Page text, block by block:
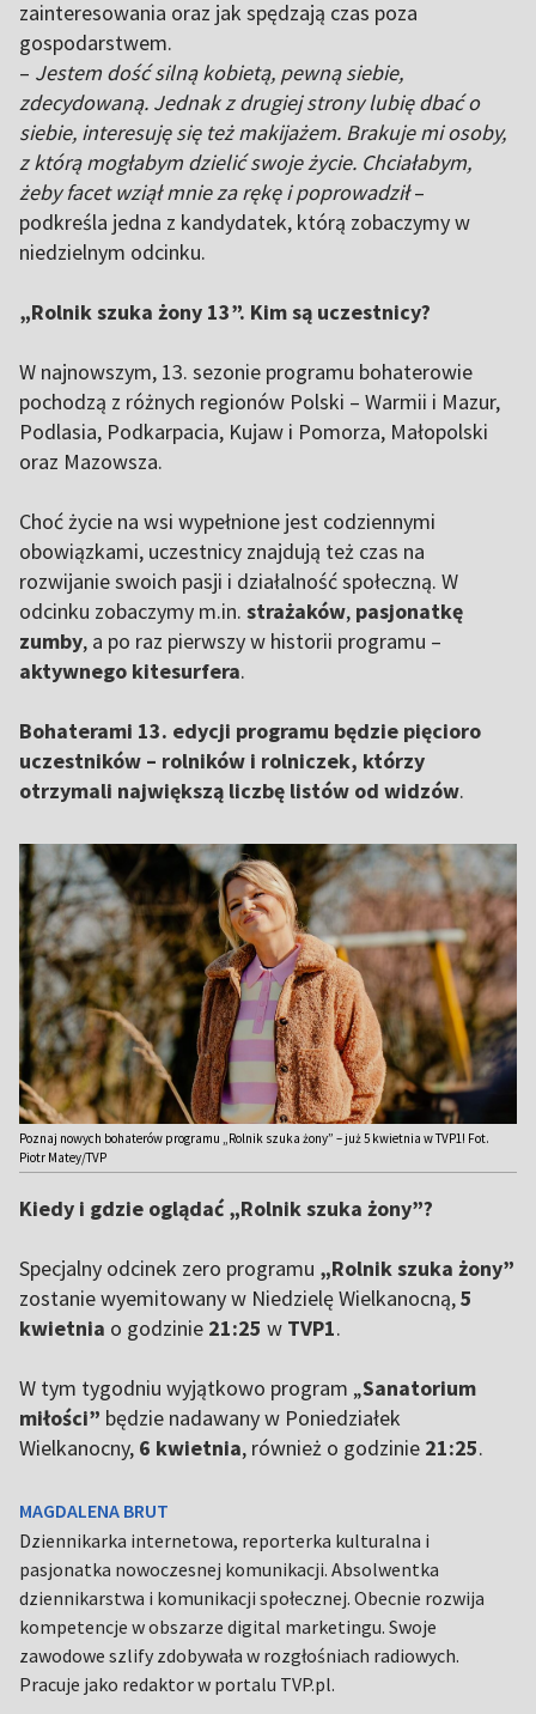
zainteresowania oraz jak spędzają czas poza
gospodarstwem.
– Jestem dość silną kobietą, pewną siebie,
zdecydowaną. Jednak z drugiej strony lubię dbać o
siebie, interesuję się też makijażem. Brakuje mi osoby,
z którą mogłabym dzielić swoje życie. Chciałabym,
żeby facet wziął mnie za rękę i poprowadził–
podkreśla jedna z kandydatek, którą zobaczymy w
niedzielnym odcinku.
„Rolnik szuka żony 13”. Kim są uczestnicy?
W najnowszym, 13. sezonie programu bohaterowie
pochodzą z różnych regionów Polski – Warmii i Mazur,
Podlasia, Podkarpacia, Kujaw i Pomorza, Małopolski
oraz Mazowsza.
Choć życie na wsi wypełnione jest codziennymi
obowiązkami, uczestnicy znajdują też czas na
rozwijanie swoich pasji i działalność społeczną. W
odcinku zobaczymy m.in. strażaków, pasjonatkę
zumby, a po raz pierwszy w historii programu –
aktywnego kitesurfera.
Bohaterami 13. edycji programu będzie pięcioro
uczestników – rolników i rolniczek, którzy
otrzymali największą liczbę listów od widzów.
Poznaj nowych bohaterów programu „Rolnik szuka żony” – już 5 kwietnia w TVP1! Fot.
Piotr Matey/TVP
Kiedy i gdzie oglądać „Rolnik szuka żony”?
Specjalny odcinek zero programu „Rolnik szuka żony”
zostanie wyemitowany w Niedzielę Wielkanocną,5
kwietnia o godzinie 21:25 w TVP1.
W tym tygodniu wyjątkowo program „Sanatorium
miłości” będzie nadawany w Poniedziałek
Wielkanocny, 6 kwietnia, również o godzinie 21:25.
MAGDALENA BRUT
Dziennikarka internetowa, reporterka kulturalna i
pasjonatka nowoczesnej komunikacji. Absolwentka
dziennikarstwa i komunikacji społecznej. Obecnie rozwija
kompetencje w obszarze digital marketingu. Swoje
zawodowe szlify zdobywała w rozgłośniach radiowych.
Pracuje jako redaktor w portalu TVP.pl.